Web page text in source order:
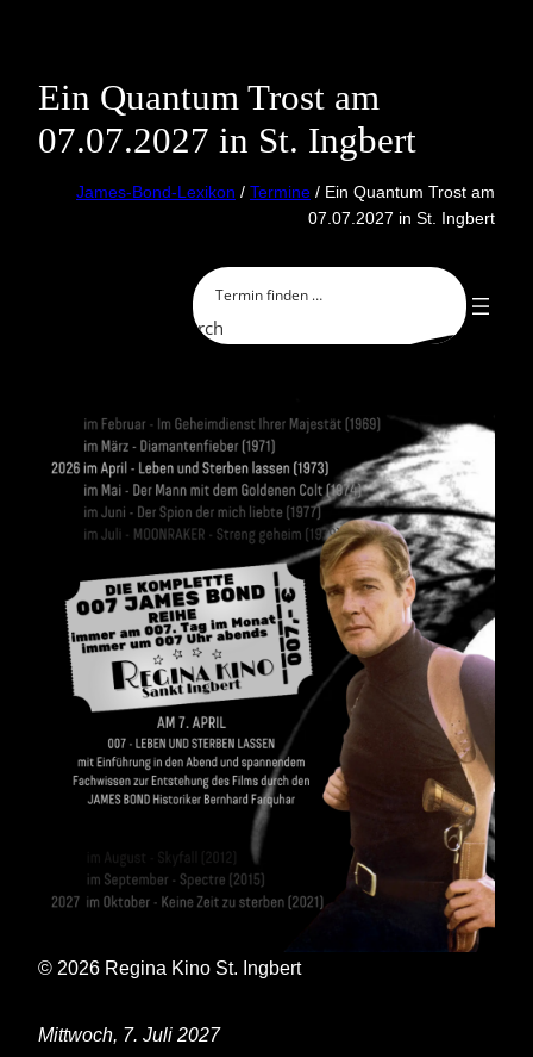
content
Ein Quantum Trost am
07.07.2027 in St. Ingbert
James-Bond-Lexikon / Termine / Ein Quantum Trost am
07.07.2027 in St. Ingbert
Search
© 2026 Regina Kino St. Ingbert
Mittwoch, 7. Juli 2027